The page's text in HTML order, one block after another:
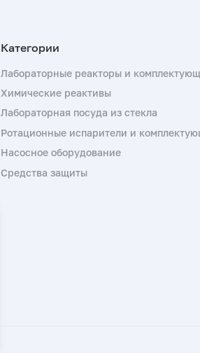
Лабораторные реакторы и
Химические реактивы
Лабораторная посуда из стекла
Ротационные испарители и
Насосное оборудование
Средства защиты